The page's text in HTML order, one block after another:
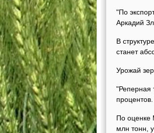
"По
Аркадий
В
станет
Урожай
"Реперная
По оценке
млн тонн,